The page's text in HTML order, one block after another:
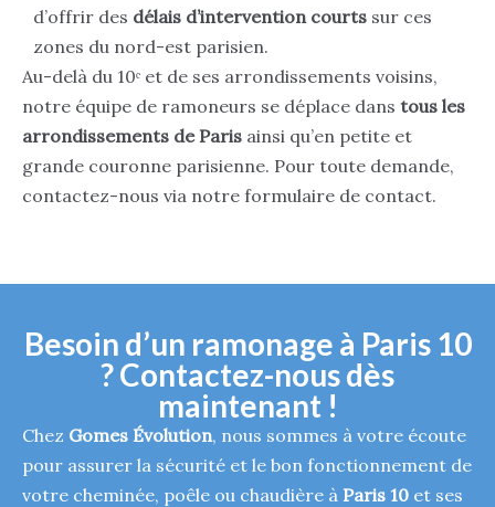
d’offrir des délais d’intervention courts sur ces
zones du nord-est parisien.
Au-delà du 10ᵉ et de ses arrondissements voisins,
notre équipe de ramoneurs se déplace dans tous les
arrondissements de Paris ainsi qu’en petite et
grande couronne parisienne. Pour toute demande,
contactez-nous via notre formulaire de contact.
Besoin d’un ramonage à Paris 10
? Contactez-nous dès
maintenant !
Chez Gomes Évolution, nous sommes à votre écoute
pour assurer la sécurité et le bon fonctionnement de
votre cheminée, poêle ou chaudière à Paris 10 et ses